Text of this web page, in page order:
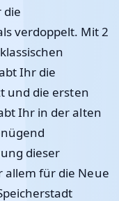
die
verdoppelt. Mit 2
Ihr die
und die ersten
Ihr in der alten
dieser
allem für die Neue